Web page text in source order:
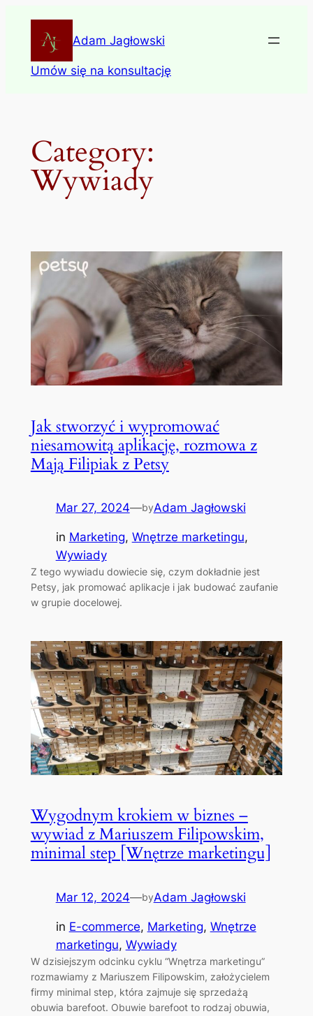
content
Adam Jagłowski
Umów się na konsultację
Category:
Wywiady
Jak stworzyć i wypromować
niesamowitą aplikację, rozmowa z
Mają Filipiak z Petsy
Mar 27, 2024—byAdam Jagłowski
in Marketing, Wnętrze marketingu
Wywiady
Z tego wywiadu dowiecie się, czym dokładnie jest
Petsy, jak promować aplikacje i jak budować zaufanie
w grupie docelowej.
Wygodnym krokiem w biznes –
wywiad z Mariuszem Filipowskim,
minimal step [Wnętrze marketingu]
Mar 12, 2024—byAdam Jagłowski
in E-commerce, Marketing, Wnętrze
marketingu, Wywiady
W dzisiejszym odcinku cyklu “Wnętrza marketingu”
rozmawiamy z Mariuszem Filipowskim, założycielem
firmy minimal step, która zajmuje się sprzedażą
obuwia barefoot. Obuwie barefoot to rodzaj obuwia,